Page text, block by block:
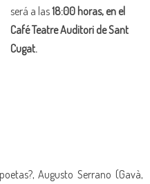
será a las18:00 horas, en el
Café Teatre Auditori de Sant
Cugat.
Augusto Serrano (Gavà,